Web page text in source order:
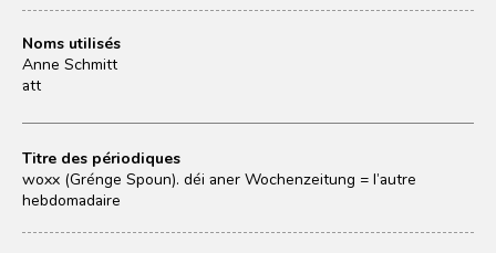
Noms utilisés
Anne Schmitt
att
Titre des périodiques
woxx (Grénge Spoun). déi aner Wochenzeitung = l’autre
hebdomadaire